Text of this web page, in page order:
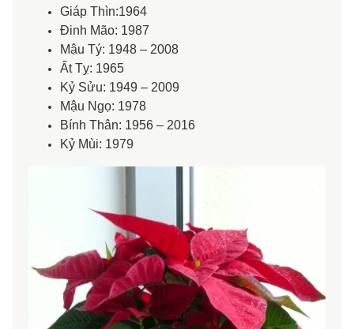
Giáp Thìn:1964
Đinh Mão: 1987
Mậu Tý: 1948 – 2008
Ất Tỵ: 1965
Kỷ Sửu: 1949 – 2009
Mậu Ngọ: 1978
Bính Thân: 1956 – 2016
Kỷ Mùi: 1979